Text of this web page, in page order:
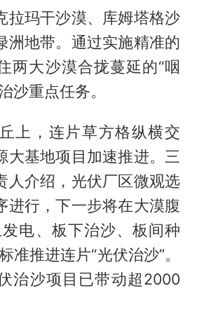
拉玛干沙漠、库姆塔格沙
洲地带。通过实施精准的
两大沙漠合拢蔓延的“咽
沙重点任务。
上，连片草方格纵横交
大基地项目加速推进。三
人介绍，光伏厂区微观选
进行，下一步将在大漠腹
电、板下治沙、板间种
准推进连片“光伏治沙”。
治沙项目已带动超2000